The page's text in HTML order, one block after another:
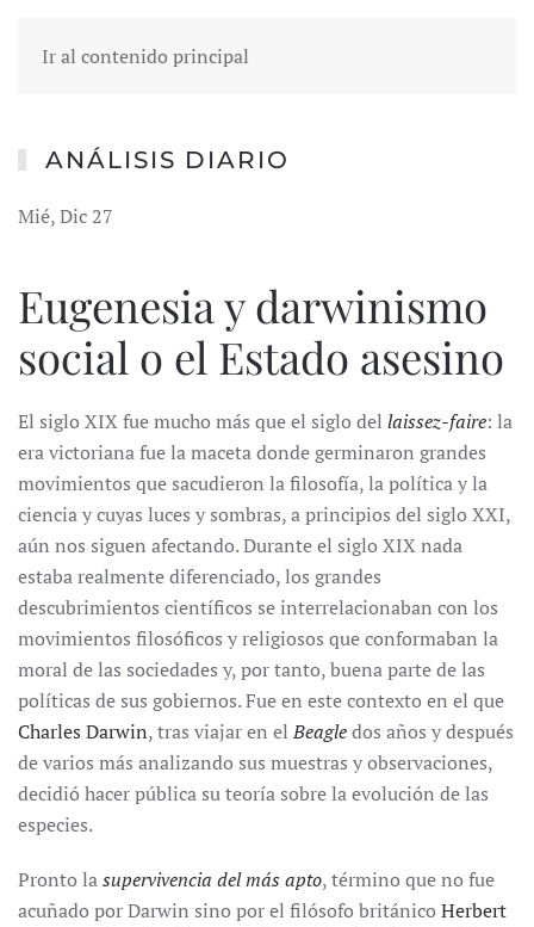
Ir al contenido principal
ANÁLISIS DIARIO
Mié, Dic 27
Eugenesia y darwinismo
social o el Estado asesino
El siglo XIX fue mucho más que el siglo del laissez-faire: la
era victoriana fue la maceta donde germinaron grandes
movimientos que sacudieron la filosofía, la política y la
ciencia y cuyas luces y sombras, a principios del siglo XXI,
aún nos siguen afectando. Durante el siglo XIX nada
estaba realmente diferenciado, los grandes
descubrimientos científicos se interrelacionaban con los
movimientos filosóficos y religiosos que conformaban la
moral de las sociedades y, por tanto, buena parte de las
políticas de sus gobiernos. Fue en este contexto en el que
Charles Darwin, tras viajar en elBeagledos años y después
de varios más analizando sus muestras y observaciones,
decidió hacer pública su teoría sobre la evolución de las
especies.
Pronto lasupervivencia del más apto, término que no fue
acuñado por Darwin sino por el filósofo británico Herbert